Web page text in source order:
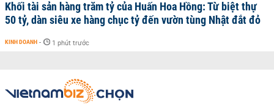
Khối tài sản hàng trăm tỷ của Huấn Hoa Hồng: Từ biệt thự
50 tỷ, dàn siêu xe hàng chục tỷ đến vườn tùng Nhật đắt đỏ
KINH DOANH - 1 phút trước